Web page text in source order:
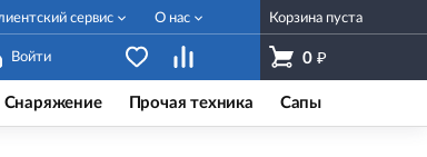
Войти
Корзина пуста
0 ₽
сервис О нас
Снаряжение Прочая техника Сапы